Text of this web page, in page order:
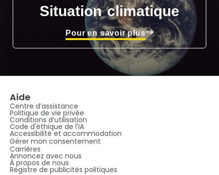
Situation climatique
Pour en savoir plus
Aide
Centre d’assistance
Politique de vie privée
Conditions d’utilisation
Code d'éthique de l'IA
Accessibilité et accommodation
Gérer mon consentement
Carrières
Annoncez avec nous
À propos de nous
Registre de publicités politiques